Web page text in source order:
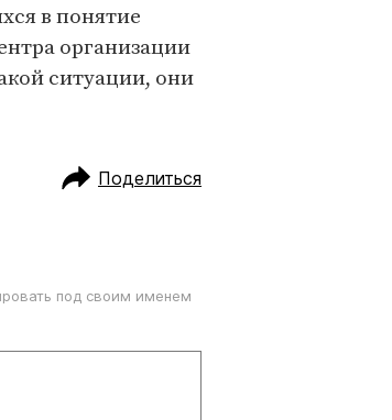
в понятие
организации
ситуации, они
Поделиться
под своим именем